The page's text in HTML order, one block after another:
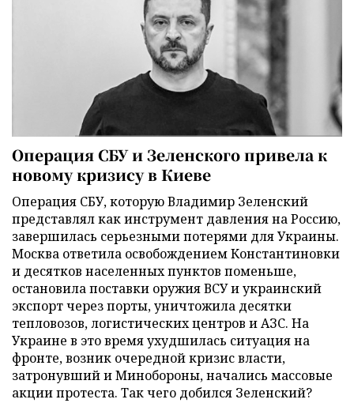
Операция СБУ и Зеленского привела к
новому кризису в Киеве
Операция СБУ, которую Владимир Зеленский
представлял как инструмент давления на Россию,
завершилась серьезными потерями для Украины.
Москва ответила освобождением Константиновки
и десятков населенных пунктов поменьше,
остановила поставки оружия ВСУ и украинский
экспорт через порты, уничтожила десятки
тепловозов, логистических центров и АЗС. На
Украине в это время ухудшилась ситуация на
фронте, возник очередной кризис власти,
затронувший и Минобороны, начались массовые
акции протеста. Так чего добился Зеленский?